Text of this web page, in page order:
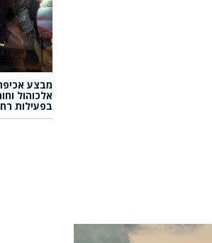
מבצע
אלכוהול
בפעילות